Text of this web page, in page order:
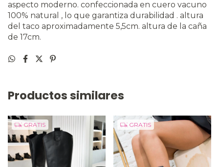
aspecto moderno. confeccionada en cuero vacuno
100% natural , lo que garantiza durabilidad . altura
del taco aproximadamente 5,5cm. altura de la caña
de 17cm.
Productos similares
GRATIS GRATIS